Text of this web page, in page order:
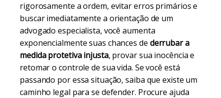
rigorosamente a ordem, evitar erros primários e
buscar imediatamente a orientação de um
advogado especialista, você aumenta
exponencialmente suas chances de derrubar a
medida protetiva injusta, provar sua inocência e
retomar o controle de sua vida. Se você está
passando por essa situação, saiba que existe um
caminho legal para se defender. Procure ajuda